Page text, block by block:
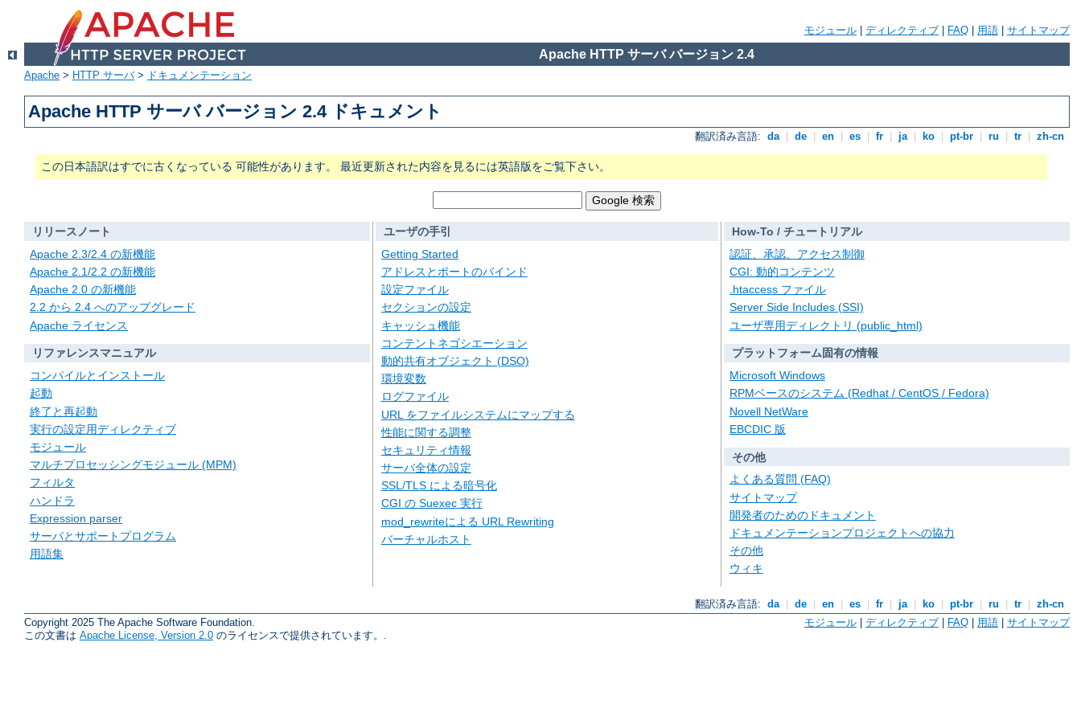
モジュール ディレクティブ FAQ 用語 サイトマップ
Apache HTTP サーバ バージョン 2.4
Apache > HTTP サーバ> ドキュメンテーション
Apache HTTP サーバ バージョン 2.4 ドキュメント
翻訳済み言語: da de en es fr ja ko pt-br ru tr zh-cn
この日本語訳はすでに古くなっている 可能性があります。 最近更新された内容を見るには英語版をご覧下さい。
リリースノート
Apache 2.3/2.4 の新機能
Apache 2.1/2.2 の新機能
Apache 2.0 の新機能
2.2 から 2.4 へのアップグレード
Apache ライセンス
リファレンスマニュアル
コンパイルとインストール
起動
終了と再起動
実行の設定用ディレクティブ
モジュール
マルチプロセッシングモジュール (MPM)
フィルタ
ハンドラ
Expression parser
サーバとサポートプログラム
用語集
ユーザの手引
Getting Started
アドレスとポートのバインド
設定ファイル
セクションの設定
キャッシュ機能
コンテントネゴシエーション
動的共有オブジェクト (DSO)
環境変数
ログファイル
URL をファイルシステムにマップする
性能に関する調整
セキュリティ情報
サーバ全体の設定
SSL/TLS による暗号化
CGI の Suexec 実行
mod_rewriteによる URL Rewriting
バーチャルホスト
How-To / チュートリアル
認証、承認、アクセス制御
CGI: 動的コンテンツ
.htaccess ファイル
Server Side Includes (SSI)
ユーザ専用ディレクトリ (public_html)
プラットフォーム固有の情報
Microsoft Windows
RPMベースのシステム (Redhat / CentOS / Fedora)
Novell NetWare
EBCDIC 版
その他
よくある質問 (FAQ)
サイトマップ
開発者のためのドキュメント
ドキュメンテーションプロジェクトへの協力
その他
ウィキ
翻訳済み言語: da de en es fr ja ko pt-br ru tr
zh-cn
Copyright 2025 The Apache Software Foundation.
この文書は Apache License, Version 2.0 のライセンスで提供されています。.
モジュール | ディレクティブ | FAQ | 用語 | サイトマップ